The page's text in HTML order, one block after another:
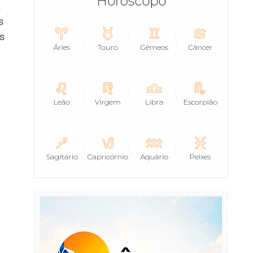
Áries Touro Gêmeos Câncer
Leão Virgem Libra Escorpião
Sagitário Capricórnio Aquário Peixes